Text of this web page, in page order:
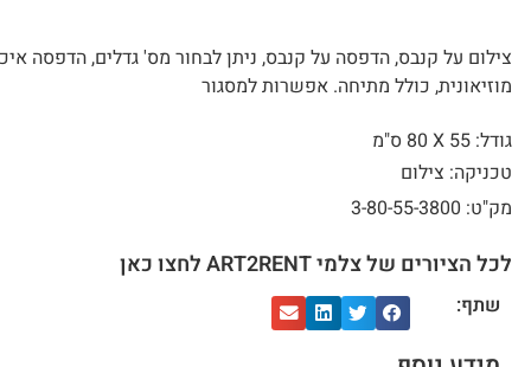
צילום על קנבס, הדפסה על קנבס, ניתן לבחור מס' גדלים, הדפסה
מוזיאונית, כולל מתיחה. אפשרות למסגור
גודל: 55 X
80 ס"מ
טכניקה: צילום
מק"ט: 3-80-55-3800
לכל הציורים של צלמי ART2RENT לחצו כאן
שתף: